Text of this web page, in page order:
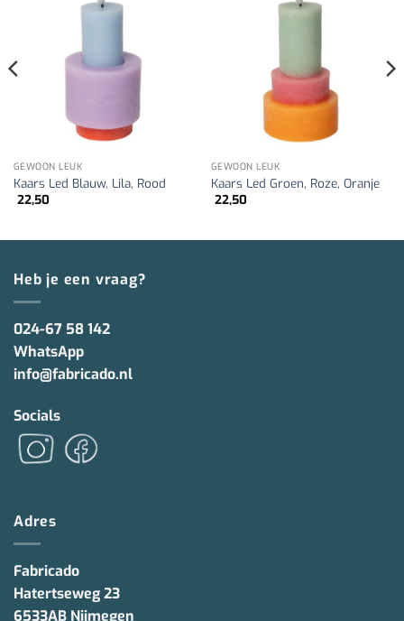
GEWOON LEUK
Kaars Led Blauw, Lila, Rood
22,50
GEWOON LEUK
Kaars Led Groen, Roze, Oranje
22,50
Heb je een vraag?
024-67 58 142
WhatsApp
info@fabricado.nl
Socials
Adres
Fabricado
Hatertseweg 23
6533AB Nijmegen